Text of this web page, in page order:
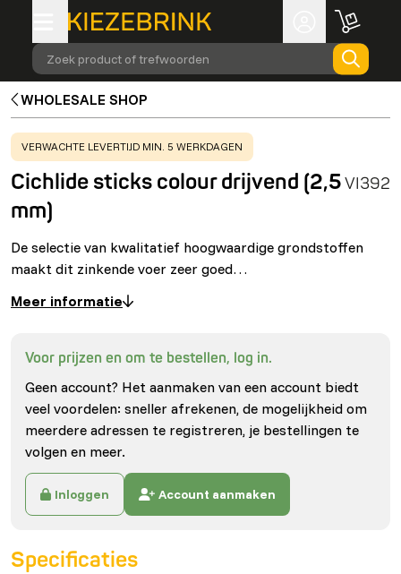
Zoek product of trefwoorden
WHOLESALE SHOP
WARNING:
VERWACHTE LEVERTIJD MIN. 5 WERKDAGEN
Cichlide sticks colour drijvend (2,5
mm)
VI392
De selectie van kwalitatief hoogwaardige grondstoffen
maakt dit zinkende voer zeer goed…
Meer informatie
Voor prijzen en om te bestellen, log in.
Geen account? Het aanmaken van een account biedt
veel voordelen: sneller afrekenen, de mogelijkheid om
meerdere adressen te registreren, je bestellingen te
volgen en meer.
Inloggen Account aanmaken
Specificaties